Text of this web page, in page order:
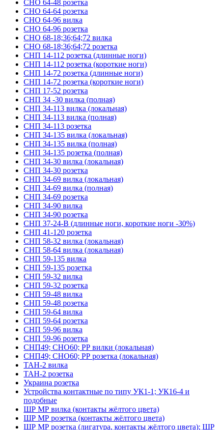
СНО 64-48 розетка
СНО 64-64 розетка
СНО 64-96 вилка
СНО 64-96 розетка
СНО 68-18;36;64;72 вилка
СНО 68-18;36;64;72 розетка
СНП 14-112 розетка (длинные ноги)
СНП 14-112 розетка (короткие ноги)
СНП 14-72 розетка (длинные ноги)
СНП 14-72 розетка (короткие ноги)
СНП 17-52 розетка
СНП 34 -30 вилка (полная)
СНП 34-113 вилка (локальная)
СНП 34-113 вилка (полная)
СНП 34-113 розетка
СНП 34-135 вилка (локальная)
СНП 34-135 вилка (полная)
СНП 34-135 розетка (полная)
СНП 34-30 вилка (локальная)
СНП 34-30 розетка
СНП 34-69 вилка (локальная)
СНП 34-69 вилка (полная)
СНП 34-69 розетка
СНП 34-90 вилка
СНП 34-90 розетка
СНП 37-24-В (длинные ноги, короткие ноги -30%)
СНП 41-120 розетка
СНП 58-32 вилка (локальная)
СНП 58-64 вилка (локальная)
СНП 59-135 вилка
СНП 59-135 розетка
СНП 59-32 вилка
СНП 59-32 розетка
СНП 59-48 вилка
СНП 59-48 розетка
СНП 59-64 вилка
СНП 59-64 розетка
СНП 59-96 вилка
СНП 59-96 розетка
СНП49; СНО60; РР вилки (локальная)
СНП49; СНО60; РР розетка (локальная)
ТАН-2 вилка
ТАН-2 розетка
Украина розетка
Устройства контактные по типу УК1-1; УК16-4 и
подобные
ШР МР вилка (контакты жёлтого цвета)
ШР МР розетка (контакты жёлтого цвета)
ШР МР розетка (лигатура, контакты жёлтого цвета); ШР